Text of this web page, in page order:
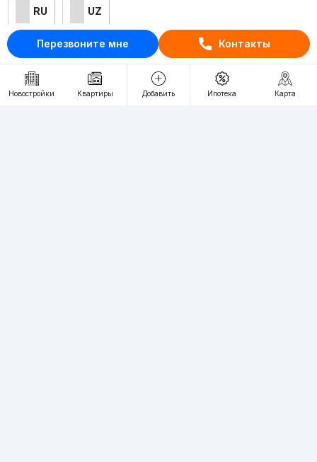
Перезвоните мне Контакты
Новостройки Квартиры Добавить Ипотека Карта
RU UZ
Контакты
О проекте
Проект компании Webnow ©